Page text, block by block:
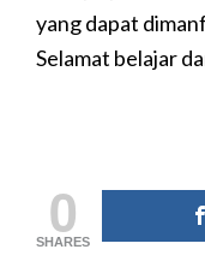
yang dapat
Selamat belajar
0
SHARES